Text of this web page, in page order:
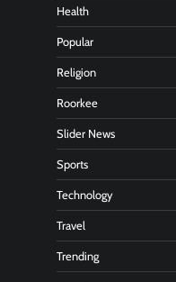
Health
Popular
Religion
Roorkee
Slider News
Sports
Technology
Travel
Trending